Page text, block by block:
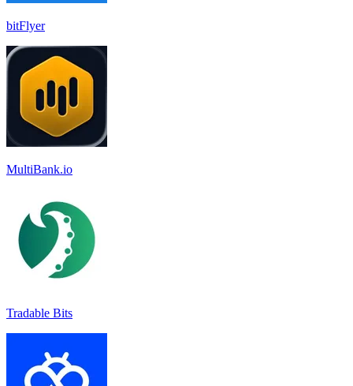
bitFlyer
MultiBank.io
Tradable Bits